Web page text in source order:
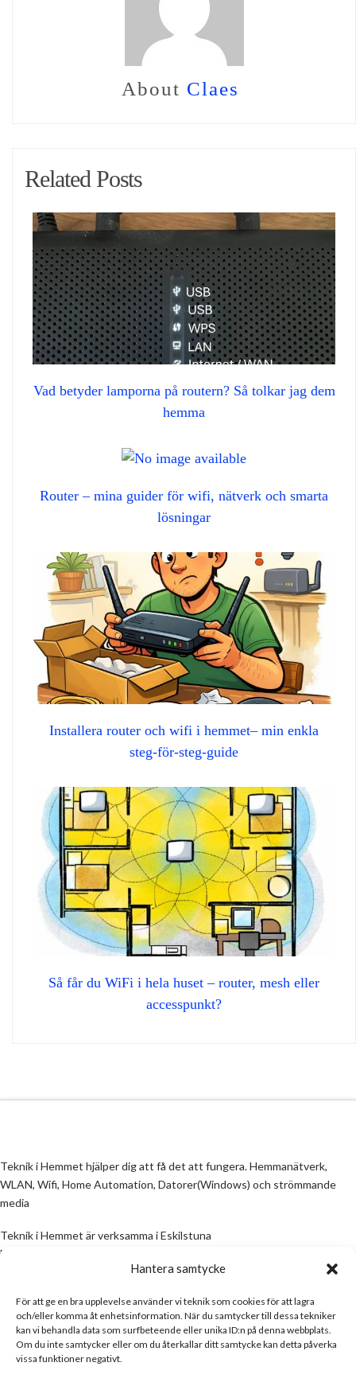
Hantera samtycke
För att ge en bra upplevelse använder vi teknik som cookies för att lagra
och/eller komma åt enhetsinformation. När du samtycker till dessa tekniker
kan vi behandla data som surfbeteende eller unika ID:n på denna webbplats.
Om du inte samtycker eller om du återkallar ditt samtycke kan detta påverka
vissa funktioner negativt.
About Claes
Related Posts
Vad betyder lamporna på routern? Så tolkar jag dem
hemma
Router – mina guider för wifi, nätverk och smarta
lösningar
Installera router och wifi i hemmet– min enkla
steg‑för‑steg‑guide
Så får du WiFi i hela huset – router, mesh eller
accesspunkt?
Teknik i Hemmet hjälper dig att få det att fungera. Hemmanätverk,
WLAN, Wifi, Home Automation, Datorer(Windows) och strömmande
media
Teknik i Hemmet är verksamma i Eskilstuna
Email:
All information på denna sida skall ses som en guide, inte en manual. Om
information på sidan inte stämmer och/eller är felaktig, skicka gärna ett
mail